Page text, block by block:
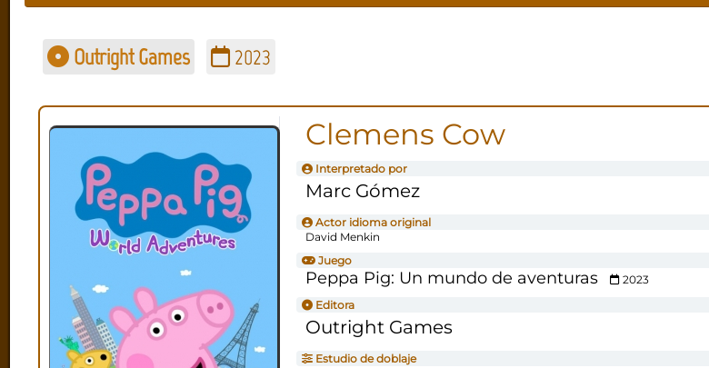
Outright Games 2023
Clemens Cow
Interpretado por
Marc Gómez
Actor idioma original
David Menkin
Juego
Peppa Pig: Un mundo de aventuras
2023
Editora
Outright Games
Estudio de doblaje